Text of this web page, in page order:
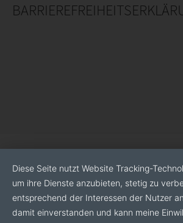
Diese Seite nutzt Website Tracking-
um ihre Dienste anzubieten, stetig zu
entsprechend der Interessen der Nutzer
damit einverstanden und kann meine